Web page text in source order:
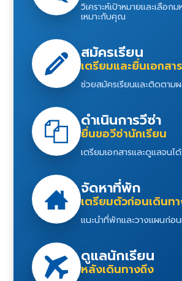
วิเคราะห์เป้าหมายและเลือก
เหมาะกับคุณ
สมัครเรียน
เตรียมและยื่นเอกสาร
ช่วยสมัครเรียนและติดตา
ดำเนินการวีซ่า
ยื่นขอวีซ่านักเรียน
เตรียมเอกสารและดูแลจนไ
จัดหาที่พัก
เตรียมตัวก่อนเดินท
แนะนำที่พักและวางแผนก่อ
ดูแลนักเรียน
หลังเดินทางถึง